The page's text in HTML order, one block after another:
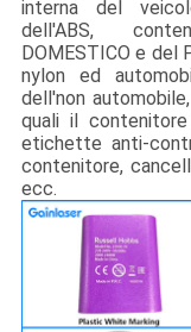
interna del
dell'ABS,
DOMESTICO e del
nylon ed
dell'non
quali il
etichette anti-
contenitore,
ecc.